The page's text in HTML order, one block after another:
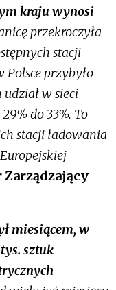
kraju wynosi
przekroczyła
stacji
Polsce przybyło
w sieci
do 33%. To
stacji ładowania
–
miesiącem, w
sztuk